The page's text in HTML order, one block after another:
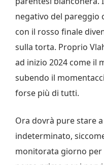
negativo del pareggio
con il rosso finale
sulla torta. Proprio
ad inizio 2024 come il
subendo il
forse più di tutti.
Ora dovrà pure stare
indeterminato,
monitorata giorno per